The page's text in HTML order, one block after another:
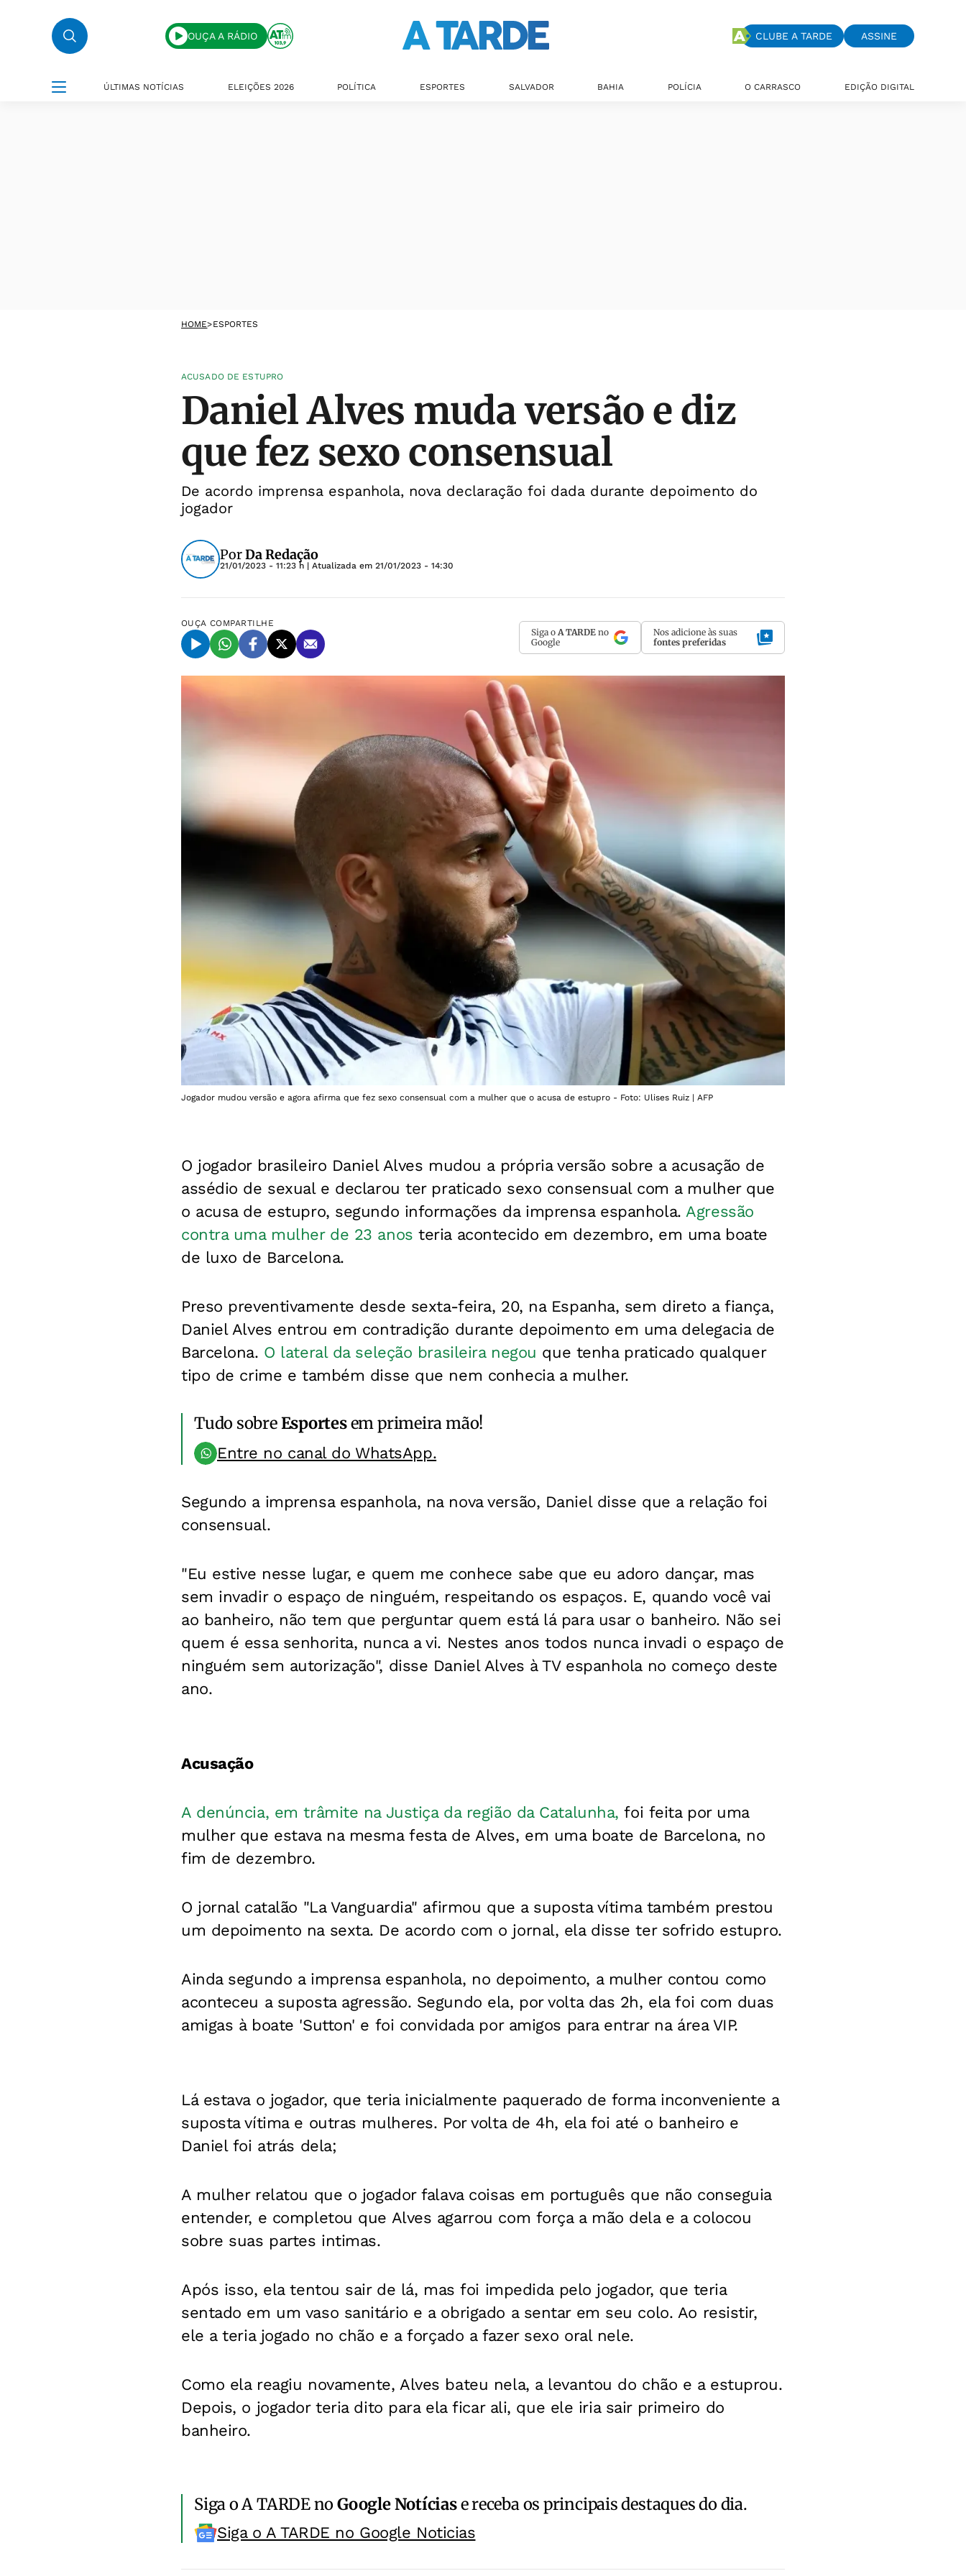
OUÇA A RÁDIO CLUBE A TARDE ASSINE
ÚLTIMAS NOTÍCIAS ELEIÇÕES 2026 POLÍTICA ESPORTES SALVADOR BAHIA POLÍCIA O CARRASCO EDIÇÃO DIGITAL
HOME>ESPORTES
ACUSADO DE ESTUPRO
Daniel Alves muda versão e diz
que fez sexo consensual
De acordo imprensa espanhola, nova declaração foi dada durante depoimento do
jogador
PorDa Redação
21/01/2023 - 11:23 h | Atualizada em 21/01/2023 - 14:30
OUÇA COMPARTILHE
Siga o A TARDE no
Google
Nos adicione às suas
fontes preferidas
Jogador mudou versão e agora afirma que fez sexo consensual com a mulher que o acusa de estupro - Foto: Ulises Ruiz | AFP
O jogador brasileiro Daniel Alves mudou a própria versão sobre a acusação de
assédio de sexual e declarou ter praticado sexo consensual com a mulher que
o acusa de estupro, segundo informações da imprensa espanhola.Agressão
contra uma mulher de 23 anos teria acontecido em dezembro, em uma boate
de luxo de Barcelona.
Preso preventivamente desde sexta-feira, 20, na Espanha, sem direto a fiança,
Daniel Alves entrou em contradição durante depoimento em uma delegacia de
Barcelona. O lateral da seleção brasileira negou que tenha praticado qualquer
tipo de crime e também disse que nem conhecia a mulher.
Tudo sobreEsportesem primeira mão!
Entre no canal do WhatsApp.
Segundo a imprensa espanhola, na nova versão, Daniel disse que a relação foi
consensual.
"Eu estive nesse lugar, e quem me conhece sabe que eu adoro dançar, mas
sem invadir o espaço de ninguém, respeitando os espaços. E, quando você vai
ao banheiro, não tem que perguntar quem está lá para usar o banheiro. Não sei
quem é essa senhorita, nunca a vi. Nestes anos todos nunca invadi o espaço de
ninguém sem autorização", disse Daniel Alves à TV espanhola no começo deste
ano.
Acusação
A denúncia, em trâmite na Justiça da região da Catalunha, foi feita por uma
mulher que estava na mesma festa de Alves, em uma boate de Barcelona, no
fim de dezembro.
O jornal catalão "La Vanguardia" afirmou que a suposta vítima também prestou
um depoimento na sexta. De acordo com o jornal, ela disse ter sofrido estupro.
Ainda segundo a imprensa espanhola, no depoimento, a mulher contou como
aconteceu a suposta agressão. Segundo ela, por volta das 2h, ela foi com duas
amigas à boate 'Sutton' e foi convidada por amigos para entrar na área VIP.
Lá estava o jogador, que teria inicialmente paquerado de forma inconveniente a
suposta vítima e outras mulheres. Por volta de 4h, ela foi até o banheiro e
Daniel foi atrás dela;
A mulher relatou que o jogador falava coisas em português que não conseguia
entender, e completou que Alves agarrou com força a mão dela e a colocou
sobre suas partes intimas.
Após isso, ela tentou sair de lá, mas foi impedida pelo jogador, que teria
sentado em um vaso sanitário e a obrigado a sentar em seu colo. Ao resistir,
ele a teria jogado no chão e a forçado a fazer sexo oral nele.
Como ela reagiu novamente, Alves bateu nela, a levantou do chão e a estuprou.
Depois, o jogador teria dito para ela ficar ali, que ele iria sair primeiro do
banheiro.
Siga o A TARDE noGoogle Notíciase receba os principais destaques do dia.
Siga o A TARDE no Google Noticias